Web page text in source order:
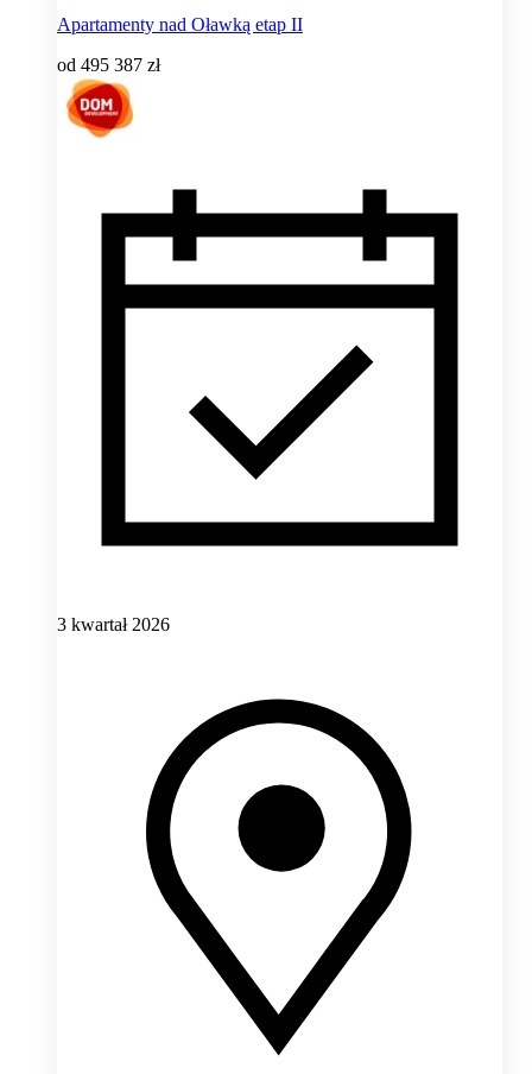
Apartamenty nad Oławką etap II
od 495 387 zł
3 kwartał 2026